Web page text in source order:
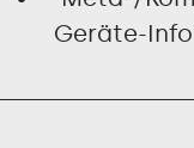
Geräte-